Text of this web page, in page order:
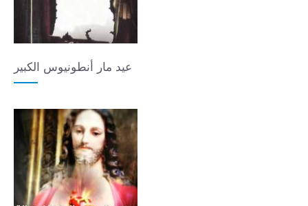
عيد مار أنطونيوس الكبير